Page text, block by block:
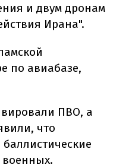
и двум дронам
Ирана".
по авиабазе,
ПВО, а
что